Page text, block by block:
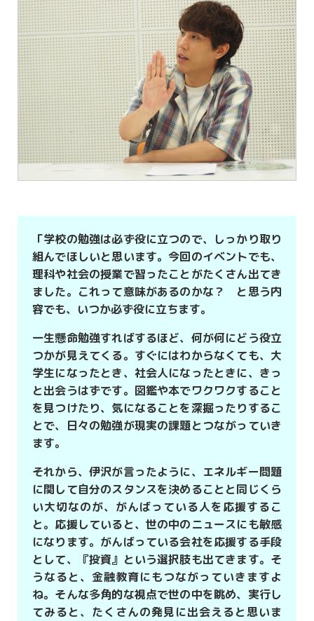
「学校の勉強は必ず役に立つので、しっかり取り
組んでほしいと思います。今回のイベントでも、
理科や社会の授業で習ったことがたくさん出てき
ました。これって意味があるのかな？ と思う内
容でも、いつか必ず役に立ちます。
一生懸命勉強すればするほど、何が何にどう役立
つかが見えてくる。すぐにはわからなくても、大
学生になったとき、社会人になったときに、きっ
と出会うはずです。図鑑や本でワクワクすること
を見つけたり、気になることを深掘ったりするこ
とで、日々の勉強が現実の課題とつながっていき
ます。
それから、伊沢が言ったように、エネルギー問題
に関して自分のスタンスを決めることと同じくら
い大切なのが、がんばっている人を応援するこ
と。応援していると、世の中のニュースにも敏感
になります。がんばっている会社を応援する手段
として、『投資』という選択肢も出てきます。そ
うなると、金融教育にもつながっていきますよ
ね。そんな多角的な視点で世の中を眺め、実行し
てみると、たくさんの発見に出会えると思いま